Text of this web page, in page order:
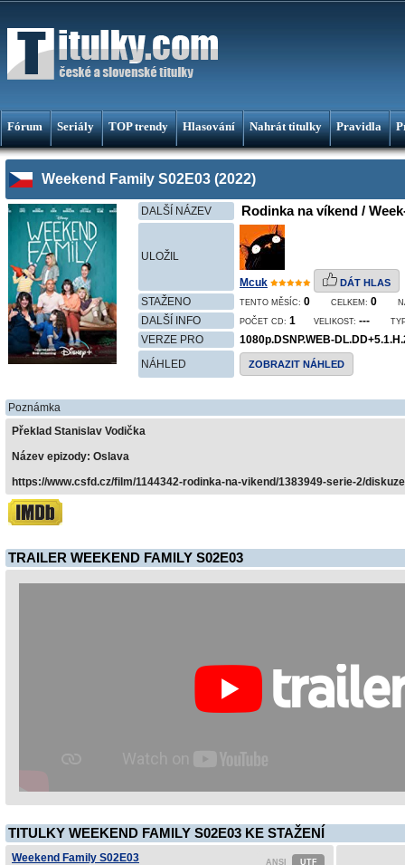
Fórum Seriály TOP trendy Hlasování Nahrát titulky Pravidla
Weekend Family S02E03 (2022)
DALŠÍ NÁZEV Rodinka na víkend /
ULOŽIL
Mcuk DÁT HLAS
STAŽENO TENTO MĚSÍC: 0 CELKEM: 0
DALŠÍ INFO POČET CD: 1 VELIKOST: ---
VERZE PRO
1080p.DSNP.WEB-
NÁHLED
ZOBRAZIT NÁHLED
Poznámka
Překlad Stanislav Vodička
Název epizody: Oslava
https://www.csfd.cz/film/1144342-rodinka-na-vikend/1383949-serie-2/
TRAILER WEEKEND FAMILY S02E03
TITULKY WEEKEND FAMILY S02E03 KE STAŽENÍ
Weekend Family S02E03